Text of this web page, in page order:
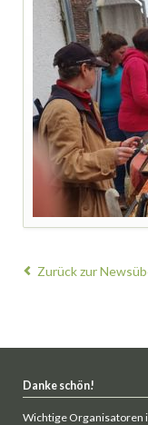
Zurück zur
Danke schön!
Wichtige Organisatoren